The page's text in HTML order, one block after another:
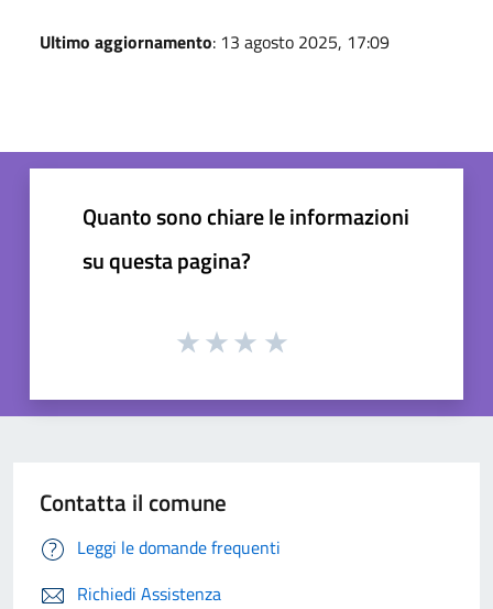
Ultimo aggiornamento: 13 agosto 2025, 17:09
Quanto sono chiare le informazioni
su questa pagina?
Contatta il comune
Leggi le domande frequenti
Richiedi Assistenza